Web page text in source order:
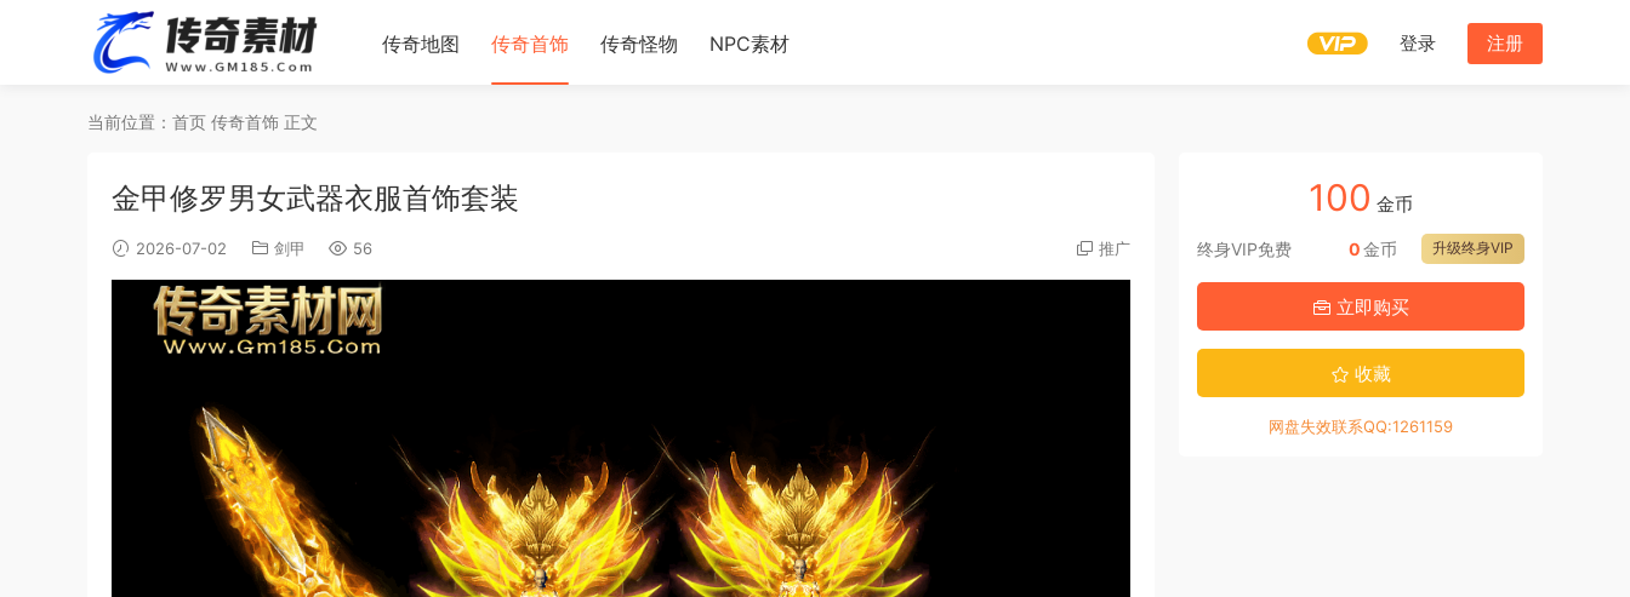
传奇地图 传奇首饰 传奇怪物 NPC素材 登录 注册
当前位置： 首页 传奇首饰 正文
金甲修罗男女武器衣服首饰套装
2026-07-02 剑甲 56 推广
100 金币
终身VIP免费 升级终身VIP
0金币
立即购买
收藏
网盘失效联系QQ:1261159